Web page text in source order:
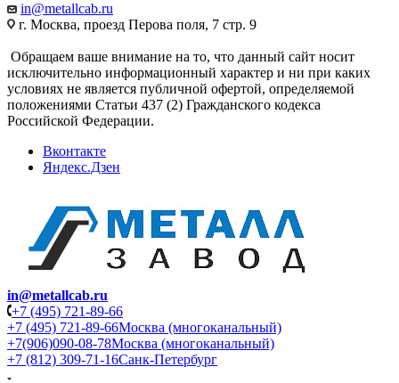
in@metallcab.ru
г. Москва, проезд Перова поля, 7 стр. 9
Обращаем ваше внимание на то, что данный сайт носит
исключительно информационный характер и ни при каких
условиях не является публичной офертой, определяемой
положениями Статьи 437 (2) Гражданского кодекса
Российской Федерации.
Вконтакте
Яндекс.Дзен
in@metallcab.ru
+7 (495) 721-89-66
+7 (495) 721-89-66Москва (многоканальный)
+7(906)090-08-78Москва (многоканальный)
+7 (812) 309-71-16Санк-Петербург